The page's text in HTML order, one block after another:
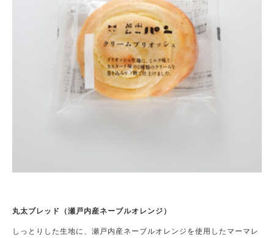
丸太ブレッド（瀬戸内産ネーブルオレンジ）
しっとりした生地に、瀬戸内産ネーブルオレンジを使用したマーマレ